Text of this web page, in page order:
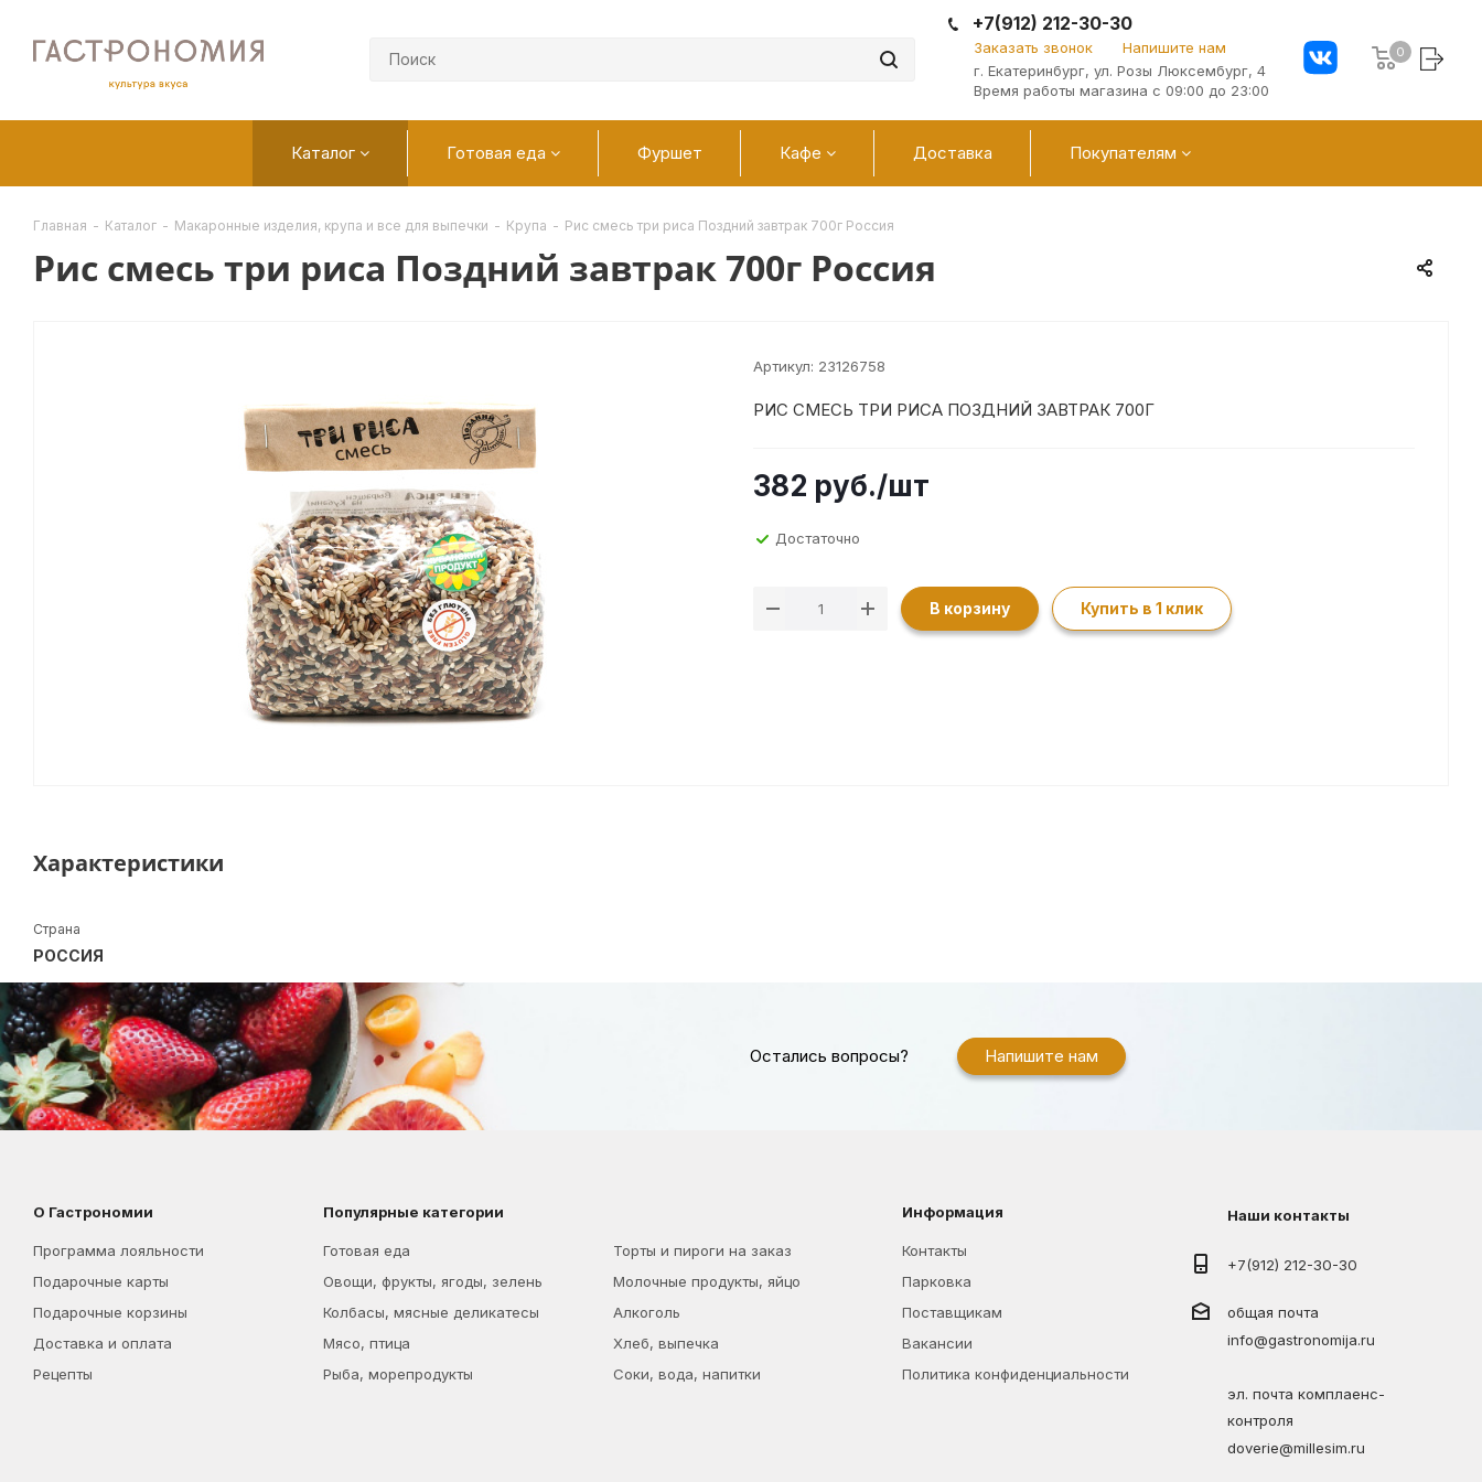
+7(912) 212-30-30
Заказать звонок
Напишите нам
г. Екатеринбург, ул. Розы Люксембург, 4
Время работы магазина с 09:00 до 23:00
0
Каталог Готовая еда Фуршет Кафе Доставка Покупателям
Главная - Каталог - Макаронные изделия, крупа и все для выпечки - Крупа - Рис смесь три риса Поздний завтрак 700г Россия
Рис смесь три риса Поздний завтрак 700г Россия
Артикул: 23126758
РИС СМЕСЬ ТРИ РИСА ПОЗДНИЙ ЗАВТРАК 700Г
382 руб./шт
Достаточно
В корзину Купить в 1 клик
Характеристики
Страна
РОССИЯ
Остались вопросы? Напишите нам
О Гастрономии
Программа лояльности
Подарочные карты
Подарочные корзины
Доставка и оплата
Рецепты
Популярные категории
Готовая еда
Овощи, фрукты, ягоды, зелень
Колбасы, мясные деликатесы
Мясо, птица
Рыба, морепродукты
Торты и пироги на заказ
Молочные продукты, яйцо
Алкоголь
Хлеб, выпечка
Соки, вода, напитки
Информация
Контакты
Парковка
Поставщикам
Вакансии
Политика конфиденциальности
Наши контакты
+7(912) 212-30-30
общая почта
info@gastronomija.ru
эл. почта комплаенс-
контроля
doverie@millesim.ru